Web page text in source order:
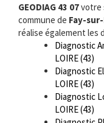
GEODIAG 43 07votre
commune de Fay-
réalise également les
Diagnostic
LOIRE (43)
Diagnostic
LOIRE (43)
Diagnostic
LOIRE (43)